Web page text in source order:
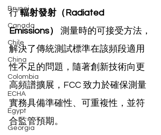
Brunei
Canada
Chile
China
Colombia
ECHA
Egypt
Georgia
行 輻射發射（Radiated
Emissions）
測量時的可接受方法，
解決了傳統測試標準在該頻段適用
性不足的問題，隨著創新技術向更
高頻譜擴展，FCC 致力於確保測量
實務具備準確性、可重複性，並符
合監管預期。